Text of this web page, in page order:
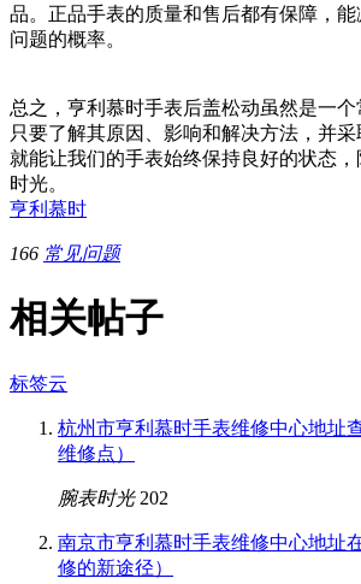
品。正品手表的质量和售后都有保障，
问题的概率。
总之，亨利慕时手表后盖松动虽然是一
只要了解其原因、影响和解决方法，并采
就能让我们的手表始终保持良好的状态
时光。
亨利慕时
166 常见问题
相关帖子
标签云
杭州市亨利慕时手表维修中心地址
维修点）
腕表时光 202
南京市亨利慕时手表维修中心地址
修的新途径）